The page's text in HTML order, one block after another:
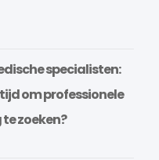
specialisten:
om professionele
zoeken?